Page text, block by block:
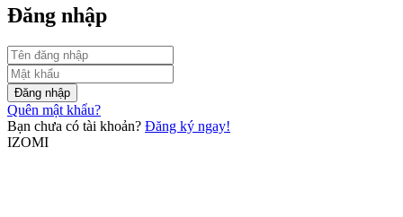
Đăng nhập
Đăng nhập
Quên mật khẩu?
Bạn chưa có tài khoản? Đăng ký ngay!
IZOMI